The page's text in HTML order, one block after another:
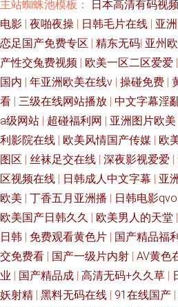
91在线视频播放 免费成人在线网 人妖伪娘
香蕉伊人天堂 影音先锋干屁 91porn社区
码 91偷拍字幕视频 丁香花电视剧在线免费
91久久大香蕉 91免费网 99久久精品网 东
碰成人 欧美福利姬的搜索结果 熟妇人妻精
在线观看免费 www射射网com 国产免费淫
三区 五月花午夜福利 亚洲一区二区蜜桃 一
产传媒在线 91磨菇网 91青草婷婷青草 91
主站蜘蛛池模板： 日本高清有码视频
电影 | 夜啪夜操 | 日韩毛片在线 | 亚
恋足国产免费专区 | 精东无码| 亚州
产性交兔费视频 | 欧美一区二区爱爱 |
国内 | 年亚洲欧美在线v | 操碰免费 |
看 | 三级在线网站播放 | 中文字幕淫
a级网站 | 超碰福利网 | 亚洲图片欧美
利影院在线 | 欧美风情国产传媒 | 欧
图区 | 丝袜足交在线 | 深夜影视爱爱 |
区视频在线 | 日韩成人中文字幕 | 亚
欧美 | 丁香五月亚洲播 | 日韩电影
欧美国产日韩久久 | 欧美男人的天堂 |
日韩 | 免费观看黄色片 | 国产精品福
交免费看 | 国产一级片内射 | AV黄色
业 | 国产精品成 | 高清无码+久久草 |
妖射精 | 黑料无码在线 | 91在线国产 |